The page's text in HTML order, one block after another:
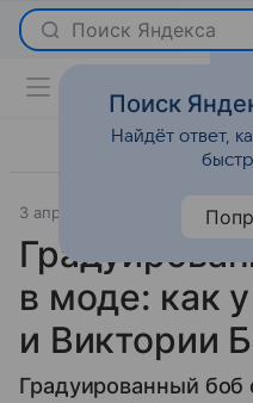
3 апреля 2026
в моде: как
и Виктории
Градуированный
Поиск
Найдёт ответ,